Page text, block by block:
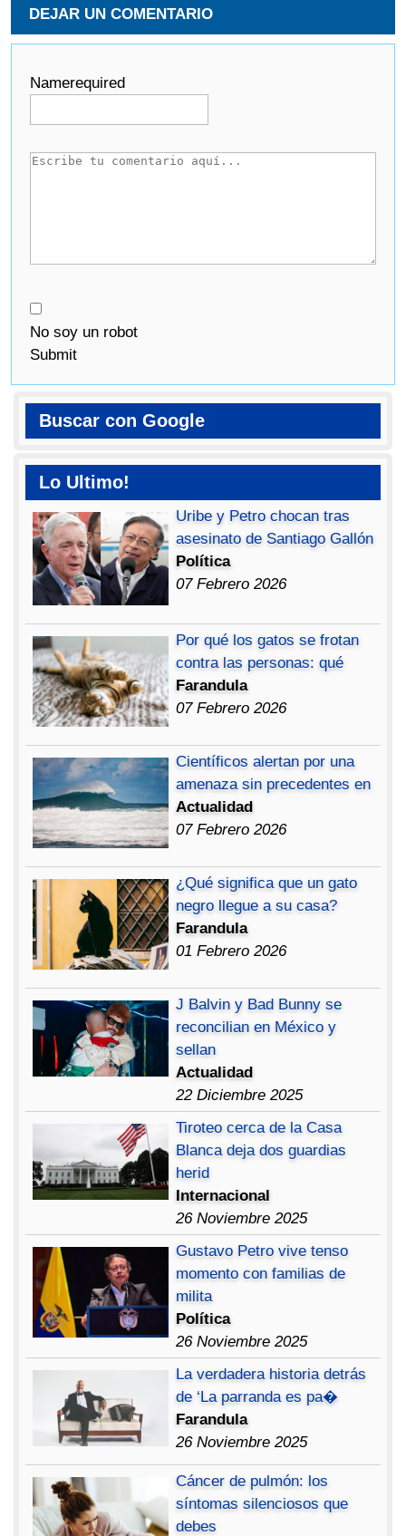
DEJAR UN COMENTARIO
Namerequired
No soy un robot
Submit
Buscar con Google
Lo Ultimo!
Uribe y Petro chocan tras
asesinato de Santiago Gallón
Política
07 Febrero 2026
Por qué los gatos se frotan
contra las personas: qué
Farandula
07 Febrero 2026
Científicos alertan por una
amenaza sin precedentes en
Actualidad
07 Febrero 2026
¿Qué significa que un gato
negro llegue a su casa?
Farandula
01 Febrero 2026
J Balvin y Bad Bunny se
reconcilian en México y
sellan
Actualidad
22 Diciembre 2025
Tiroteo cerca de la Casa
Blanca deja dos guardias
herid
Internacional
26 Noviembre 2025
Gustavo Petro vive tenso
momento con familias de
milita
Política
26 Noviembre 2025
La verdadera historia detrás
de ‘La parranda es pa�
Farandula
26 Noviembre 2025
Cáncer de pulmón: los
síntomas silenciosos que
debes